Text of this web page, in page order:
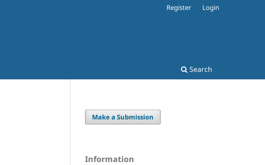
Search
Register Login
Make a Submission
Information